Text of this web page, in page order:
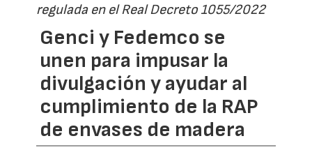
regulada en el Real Decreto 1055/2022
Genci y Fedemco se
unen para impusar la
divulgación y ayudar al
cumplimiento de la RAP
de envases de madera